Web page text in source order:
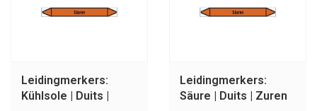
Leidingmerkers:
Kühlsole | Duits |
Leidingmerkers:
Säure | Duits | Zuren